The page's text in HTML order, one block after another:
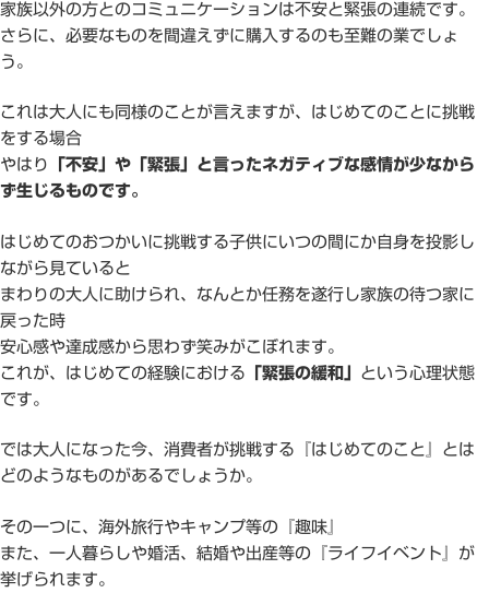
家族以外の方とのコミュニケーションは不安と緊張の連続です。
さらに、必要なものを間違えずに購入するのも至難の業でしょ
う。
これは大人にも同様のことが言えますが、はじめてのことに挑戦
をする場合
やはり
「不安」や「緊張」と言ったネガティブな感情が少なから
ず生じるものです。
はじめてのおつかいに挑戦する子供にいつの間にか自身を投影し
ながら見ていると
まわりの大人に助けられ、なんとか任務を遂行し家族の待つ家に
戻った時
安心感や達成感から思わず笑みがこぼれます。
これが、はじめての経験における 「緊張の緩和」 という心理状態
です。
では大人になった今、消費者が挑戦する『はじめてのこと』とは
どのようなものがあるでしょうか。
その一つに、海外旅行やキャンプ等の『趣味』
また、一人暮らしや婚活、結婚や出産等の『ライフイベント』が
挙げられます。